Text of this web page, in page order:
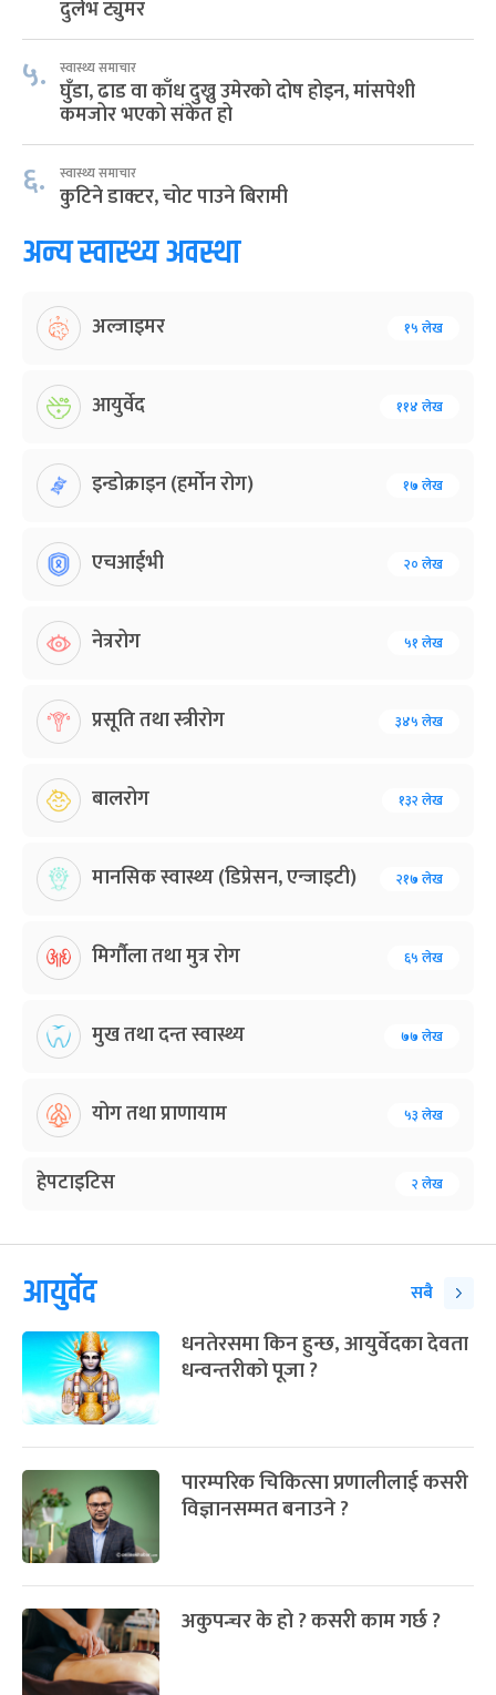
दुर्लभ ट्युमर
५. स्वास्थ्य समाचार
घुँडा, ढाड वा काँध दुख्नु उमेरको दोष होइन, मांसपेशी
कमजोर भएको संकेत हो
६. स्वास्थ्य समाचार
कुटिने डाक्टर, चोट पाउने बिरामी
अन्य स्वास्थ्य अवस्था
अल्जाइमर १५ लेख
आयुर्वेद ११४ लेख
इन्डोक्राइन (हर्मोन रोग) १७ लेख
एचआईभी २० लेख
नेत्ररोग ५१ लेख
प्रसूति तथा स्त्रीरोग ३४५ लेख
बालरोग १३२ लेख
मानसिक स्वास्थ्य (डिप्रेसन, एन्जाइटी) २१७ लेख
मिर्गौला तथा मुत्र रोग ६५ लेख
मुख तथा दन्त स्वास्थ्य ७७ लेख
योग तथा प्राणायाम ५३ लेख
हेपटाइटिस २ लेख
आयुर्वेद सबै
धनतेरसमा किन हुन्छ, आयुर्वेदका देवता
धन्वन्तरीको पूजा ?
पारम्परिक चिकित्सा प्रणालीलाई कसरी
विज्ञानसम्मत बनाउने ?
अकुपन्चर के हो ? कसरी काम गर्छ ?